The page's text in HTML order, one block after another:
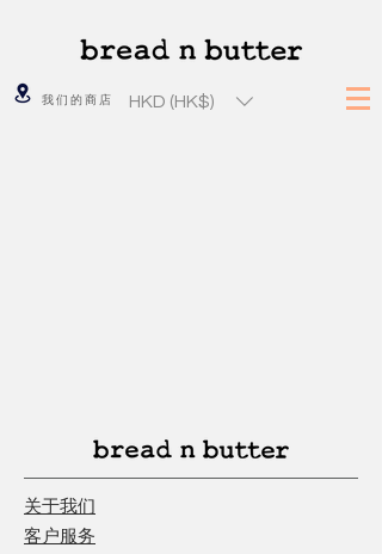
我们的商店 HKD (HK$)
关于我们
客户服务